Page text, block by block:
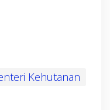
Kehutanan